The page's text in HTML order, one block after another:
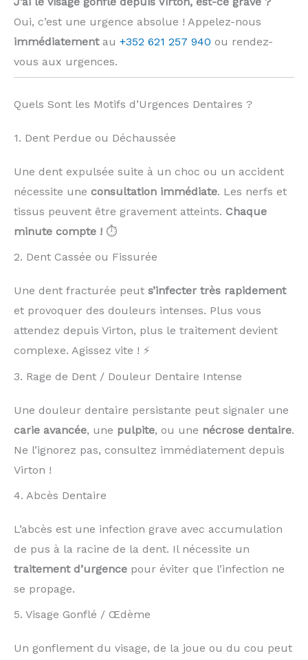
Oui, c’est une urgence absolue ! Appelez-nous
immédiatementau +352 621 257 940 ou rendez-
vous aux urgences.
Quels Sont les Motifs d’Urgences Dentaires ?
1. Dent Perdue ou Déchaussée
Une dent expulsée suite à un choc ou un accident
nécessite une consultation immédiate. Les nerfs et
tissus peuvent être gravement atteints. Chaque
minute compte ! ⏱️
2. Dent Cassée ou Fissurée
Une dent fracturée peut s’infecter très rapidement
et provoquer des douleurs intenses. Plus vous
attendez depuis Virton, plus le traitement devient
complexe. Agissez vite ! ⚡
3. Rage de Dent / Douleur Dentaire Intense
Une douleur dentaire persistante peut signaler une
carie avancée, une pulpite, ou une nécrose dentaire.
Ne l’ignorez pas, consultez immédiatement depuis
Virton !
4. Abcès Dentaire
L’abcès est une infection grave avec accumulation
de pus à la racine de la dent. Il nécessite un
traitement d’urgence pour éviter que l’infection ne
se propage.
5. Visage Gonflé / Œdème
Un gonflement du visage, de la joue ou du cou peut